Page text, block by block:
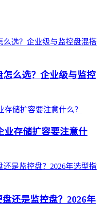
怎么选？企业级与监控
业存储扩容要注意什
还是监控盘？2026年